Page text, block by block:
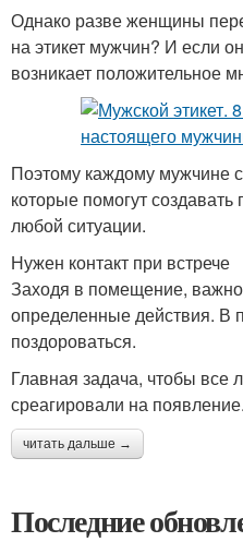
Однако разве женщины
на этикет мужчин? И если
возникает положительное
Поэтому каждому мужчине
которые помогут
любой ситуации.
Нужен контакт при встрече
Заходя в помещение,
определенные действия. В
поздороваться.
Главная задача, чтобы все
среагировали на появление.
читать дальше →
Последние